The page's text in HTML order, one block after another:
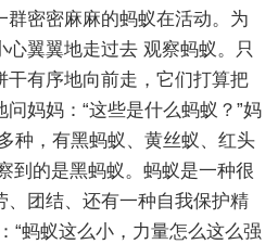
群密密麻麻的蚂蚁在活动。为
翼翼地走过去 观察蚂蚁。只
干有序地向前走，它们打算把
妈妈：“这些是什么蚂蚁？”妈
种，有黑蚂蚁、黄丝蚁、红头
到的是黑蚂蚁。蚂蚁是一种很
、团结、还有一种自我保护精
“蚂蚁这么小，力量怎么这么强